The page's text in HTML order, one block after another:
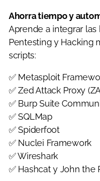
Ahorra tiempo y
Aprende a integrar
Pentesting y Hacking
scripts:
✅ Metasploit
✅ Zed Attack Proxy
✅ Burp Suite
✅ SQLMap
✅ Spiderfoot
✅ Nuclei Framework
✅ Wireshark
✅ Hashcat y John the